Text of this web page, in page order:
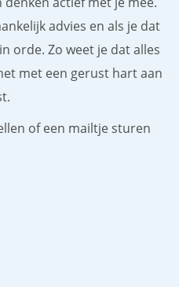
advies en als je dat
orde. Zo weet je dat alles
met een gerust hart aan
of een mailtje sturen